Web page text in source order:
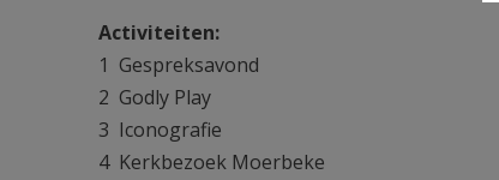
Activiteiten:
1 Gespreksavond
2 Godly Play
3 Iconografie
4 Kerkbezoek Moerbeke